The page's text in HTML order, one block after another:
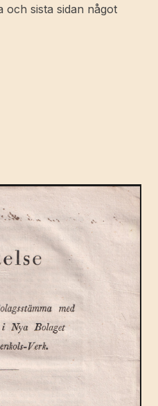
och sista sidan något